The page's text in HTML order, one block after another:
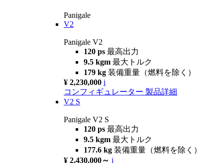
Panigale
V2
Panigale V2
120 ps 最高出力
9.5 kgm 最大トルク
179 kg 装備重量（燃料を除く）
¥ 2,230,000 i
コンフィギュレーター 製品詳細
V2 S
Panigale V2 S
120 ps 最高出力
9.5 kgm 最大トルク
177.6 kg 装備重量（燃料を除く）
¥ 2,430,000～ i